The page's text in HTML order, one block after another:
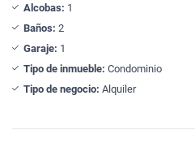
Alcobas: 1
Baños: 2
Garaje: 1
Tipo de inmueble: Condominio
Tipo de negocio: Alquiler